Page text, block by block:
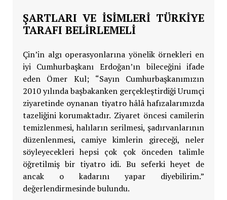
ŞARTLARI VE İSİMLERİ TÜRKİYE
TARAFI BELİRLEMELİ
Çin’in algı operasyonlarına yönelik örnekleri en
iyi Cumhurbaşkanı Erdoğan’ın bileceğini ifade
eden Ömer Kul; “Sayın Cumhurbaşkanımızın
2010 yılında başbakanken gerçekleştirdiği Urumçi
ziyaretinde oynanan tiyatro hâlâ hafızalarımızda
tazeliğini korumaktadır. Ziyaret öncesi camilerin
temizlenmesi, halıların serilmesi, şadırvanlarının
düzenlenmesi, camiye kimlerin gireceği, neler
söyleyecekleri hepsi çok çok önceden talimle
öğretilmiş bir tiyatro idi. Bu seferki heyet de
ancak o kadarını yapar diyebilirim.”
değerlendirmesinde bulundu.